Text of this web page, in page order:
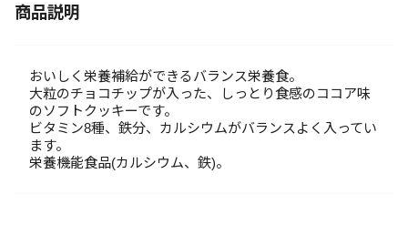
商品説明
おいしく栄養補給ができるバランス栄養食。
大粒のチョコチップが入った、しっとり食感のココア味
のソフトクッキーです。
ビタミン8種、鉄分、カルシウムがバランスよく入ってい
ます。
栄養機能食品(カルシウム、鉄)。